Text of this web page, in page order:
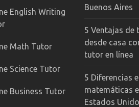
English Writing
Math Tutor
Science Tutor
Business Tutor
Buenos Aires
5 Ventajas de
desde casa
tutor en línea
5 Diferencias
matemáticas
Estados